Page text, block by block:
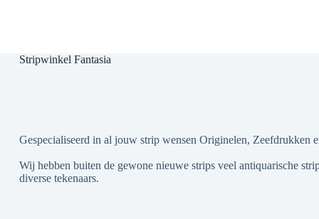
Stripwinkel Fantasia
Gespecialiseerd in al jouw strip wensen Originelen, Zeefdrukken
Wij hebben buiten de gewone nieuwe strips veel antiquarische
diverse tekenaars.